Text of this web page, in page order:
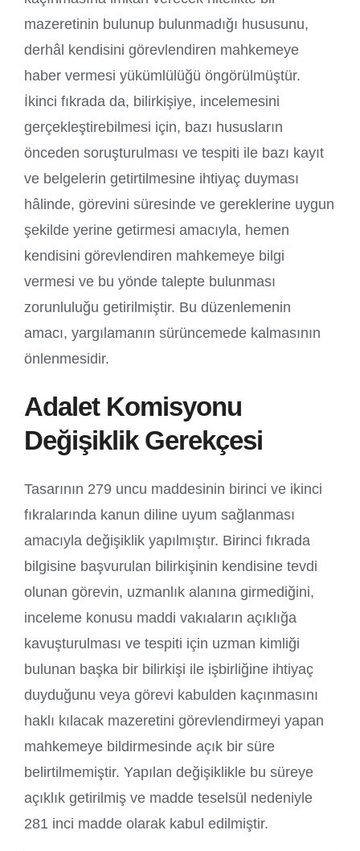
mazeretinin bulunup bulunmadığı hususunu,
derhâl kendisini görevlendiren mahkemeye
haber vermesi yükümlülüğü öngörülmüştür.
İkinci fıkrada da, bilirkişiye, incelemesini
gerçekleştirebilmesi için, bazı hususların
önceden soruşturulması ve tespiti ile bazı kayıt
ve belgelerin getirtilmesine ihtiyaç duyması
hâlinde, görevini süresinde ve gereklerine uygun
şekilde yerine getirmesi amacıyla, hemen
kendisini görevlendiren mahkemeye bilgi
vermesi ve bu yönde talepte bulunması
zorunluluğu getirilmiştir. Bu düzenlemenin
amacı, yargılamanın sürüncemede kalmasının
önlenmesidir.
Adalet Komisyonu
Değişiklik Gerekçesi
Tasarının 279 uncu maddesinin birinci ve ikinci
fıkralarında kanun diline uyum sağlanması
amacıyla değişiklik yapılmıştır. Birinci fıkrada
bilgisine başvurulan bilirkişinin kendisine tevdi
olunan görevin, uzmanlık alanına girmediğini,
inceleme konusu maddi vakıaların açıklığa
kavuşturulması ve tespiti için uzman kimliği
bulunan başka bir bilirkişi ile işbirliğine ihtiyaç
duyduğunu veya görevi kabulden kaçınmasını
haklı kılacak mazeretini görevlendirmeyi yapan
mahkemeye bildirmesinde açık bir süre
belirtilmemiştir. Yapılan değişiklikle bu süreye
açıklık getirilmiş ve madde teselsül nedeniyle
281 inci madde olarak kabul edilmiştir.